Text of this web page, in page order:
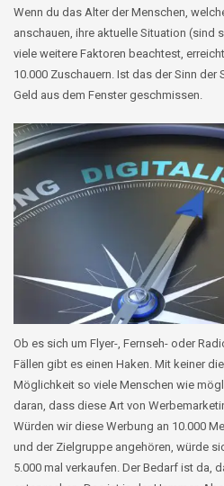
Wenn du das Alter der Menschen,
anschauen, ihre aktuelle Situation (sind
viele weitere Faktoren beachtest,
10.000 Zuschauern. Ist das der Sinn der
Geld aus dem Fenster geschmissen.
Ob es sich um Flyer-, Fernseh- oder
Fällen gibt es einen Haken. Mit keiner
Möglichkeit so viele Menschen wie
daran, dass diese Art von
Würden wir diese Werbung an 10.000
und der Zielgruppe angehören, würde
5.000 mal verkaufen. Der Bedarf ist da,